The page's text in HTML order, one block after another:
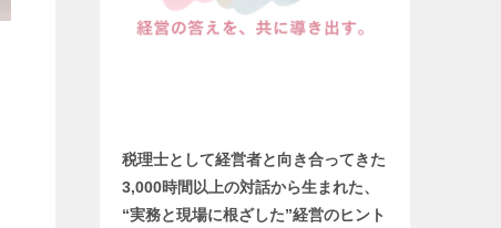
税理士として経営者と向き合ってきた
3,000時間以上の対話から生まれた、
“実務と現場に根ざした”経営のヒント